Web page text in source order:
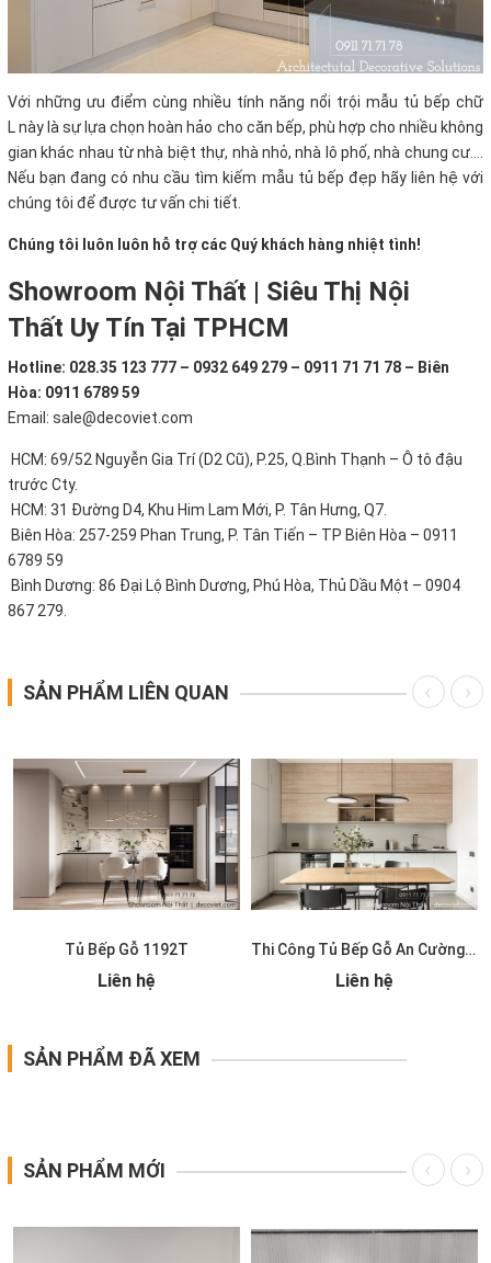
Với những ưu điểm cùng nhiều tính năng nổi trội mẫu tủ bếp chữ
L này là sự lựa chọn hoàn hảo cho căn bếp, phù hợp cho nhiều không
gian khác nhau từ nhà biệt thự, nhà nhỏ, nhà lô phố, nhà chung cư….
Nếu bạn đang có nhu cầu tìm kiếm mẫu tủ bếp đẹp hãy liên hệ với
chúng tôi để được tư vấn chi tiết.
Chúng tôi luôn luôn hỗ trợ các Quý khách hàng nhiệt tình!
Showroom Nội Thất | Siêu Thị Nội
Thất Uy Tín Tại TPHCM
Hotline: 028.35 123 777 – 0932 649 279 – 0911 71 71 78 – Biên
Hòa: 0911 6789 59
Email: sale@decoviet.com
HCM: 69/52 Nguyễn Gia Trí (D2 Cũ), P.25, Q.Bình Thạnh – Ô tô đậu
trước Cty.
HCM: 31 Đường D4, Khu Him Lam Mới, P. Tân Hưng, Q7.
Biên Hòa: 257-259 Phan Trung, P. Tân Tiến – TP Biên Hòa – 0911
6789 59
Bình Dương: 86 Đại Lộ Bình Dương, Phú Hòa, Thủ Dầu Một – 0904
867 279.
SẢN PHẨM LIÊN QUAN
Tủ Bếp Gỗ 1192T
Liên hệ
Thi Công Tủ Bếp Gỗ An Cường 1191T
Liên hệ
SẢN PHẨM ĐÃ XEM
SẢN PHẨM MỚI